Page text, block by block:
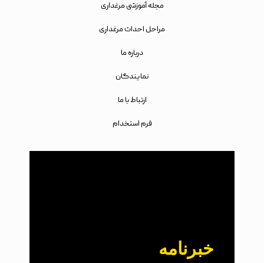
مجله آموزشی مرغداری
مراحل احداث مرغداری
درباره ما
نمایندگان
ارتباط با ما
فرم استخدام
خبرنامه